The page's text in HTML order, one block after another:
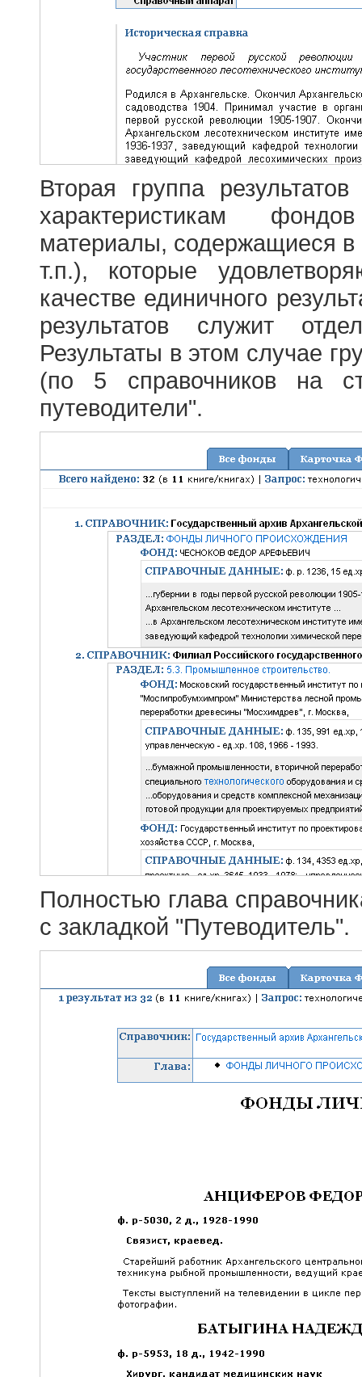
Вторая группа
характеристикам
материалы, содержащиеся в
т.п.), которые
качестве единичного
результатов служит
Результаты в этом случае
(по 5 справочников на
путеводители".
Полностью глава
с закладкой "Путеводитель".